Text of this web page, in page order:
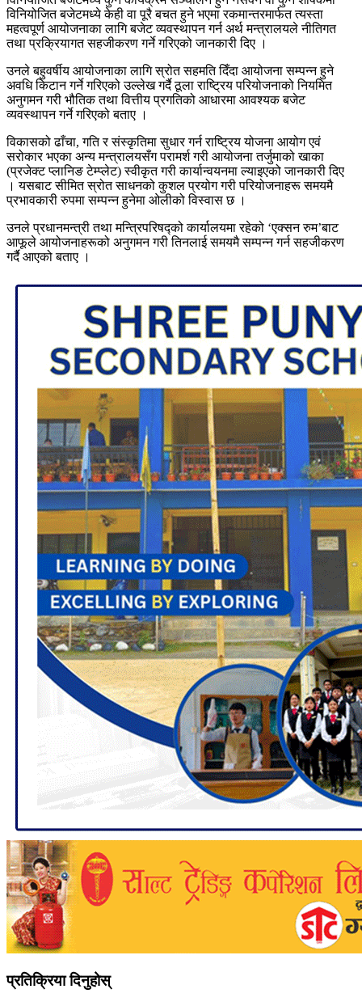
विनियोजित बजेटमध्ये केही वा पूरै बचत हुने भएमा रकमान्तरमार्फत त्यस्ता
महत्वपूर्ण आयोजनाका लागि बजेट व्यवस्थापन गर्न अर्थ मन्त्रालयले नीतिगत
तथा प्रक्रियागत सहजीकरण गर्ने गरिएको जानकारी दिए ।
उनले बहुवर्षीय आयोजनाका लागि स्रोत सहमति दिँदा आयोजना सम्पन्न हुने
अवधि किटान गर्ने गरिएको उल्लेख गर्दै ठूला राष्ट्रिय परियोजनाको नियमित
अनुगमन गरी भौतिक तथा वित्तीय प्रगतिको आधारमा आवश्यक बजेट
व्यवस्थापन गर्ने गरिएको बताए ।
विकासको ढाँचा, गति र संस्कृतिमा सुधार गर्न राष्ट्रिय योजना आयोग एवं
सरोकार भएका अन्य मन्त्रालयसँग परामर्श गरी आयोजना तर्जुमाको खाका
(प्रजेक्ट प्लानिङ टेम्प्लेट) स्वीकृत गरी कार्यान्वयनमा ल्याइएको जानकारी दिए
। यसबाट सीमित स्रोत साधनको कुशल प्रयोग गरी परियोजनाहरू समयमै
प्रभावकारी रुपमा सम्पन्न हुनेमा ओलीको विस्वास छ ।
उनले प्रधानमन्त्री तथा मन्त्रिपरिषद्को कार्यालयमा रहेको ‘एक्सन रुम’बाट
आफूले आयोजनाहरूको अनुगमन गरी तिनलाई समयमै सम्पन्न गर्न सहजीकरण
गर्दै आएको बताए ।
प्रतिक्रिया दिनुहोस्